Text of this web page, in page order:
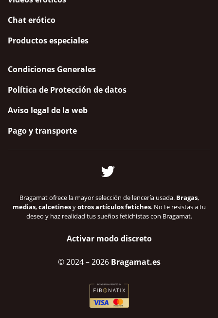
Chat erótico
Productos especiales
Condiciones Generales
Política de Protección de datos
Aviso legal de la web
Pago y transporte
Bragamat ofrece la mayor selección de lencería usada. Bragas,
medias,calcetinesyotros artículos fetiches. No te resistas a tu
deseo y haz realidad tus sueños fetichistas con Bragamat.
Activar modo discreto
© 2024– 2026 Bragamat.es